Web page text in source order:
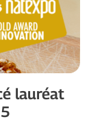
lauréat